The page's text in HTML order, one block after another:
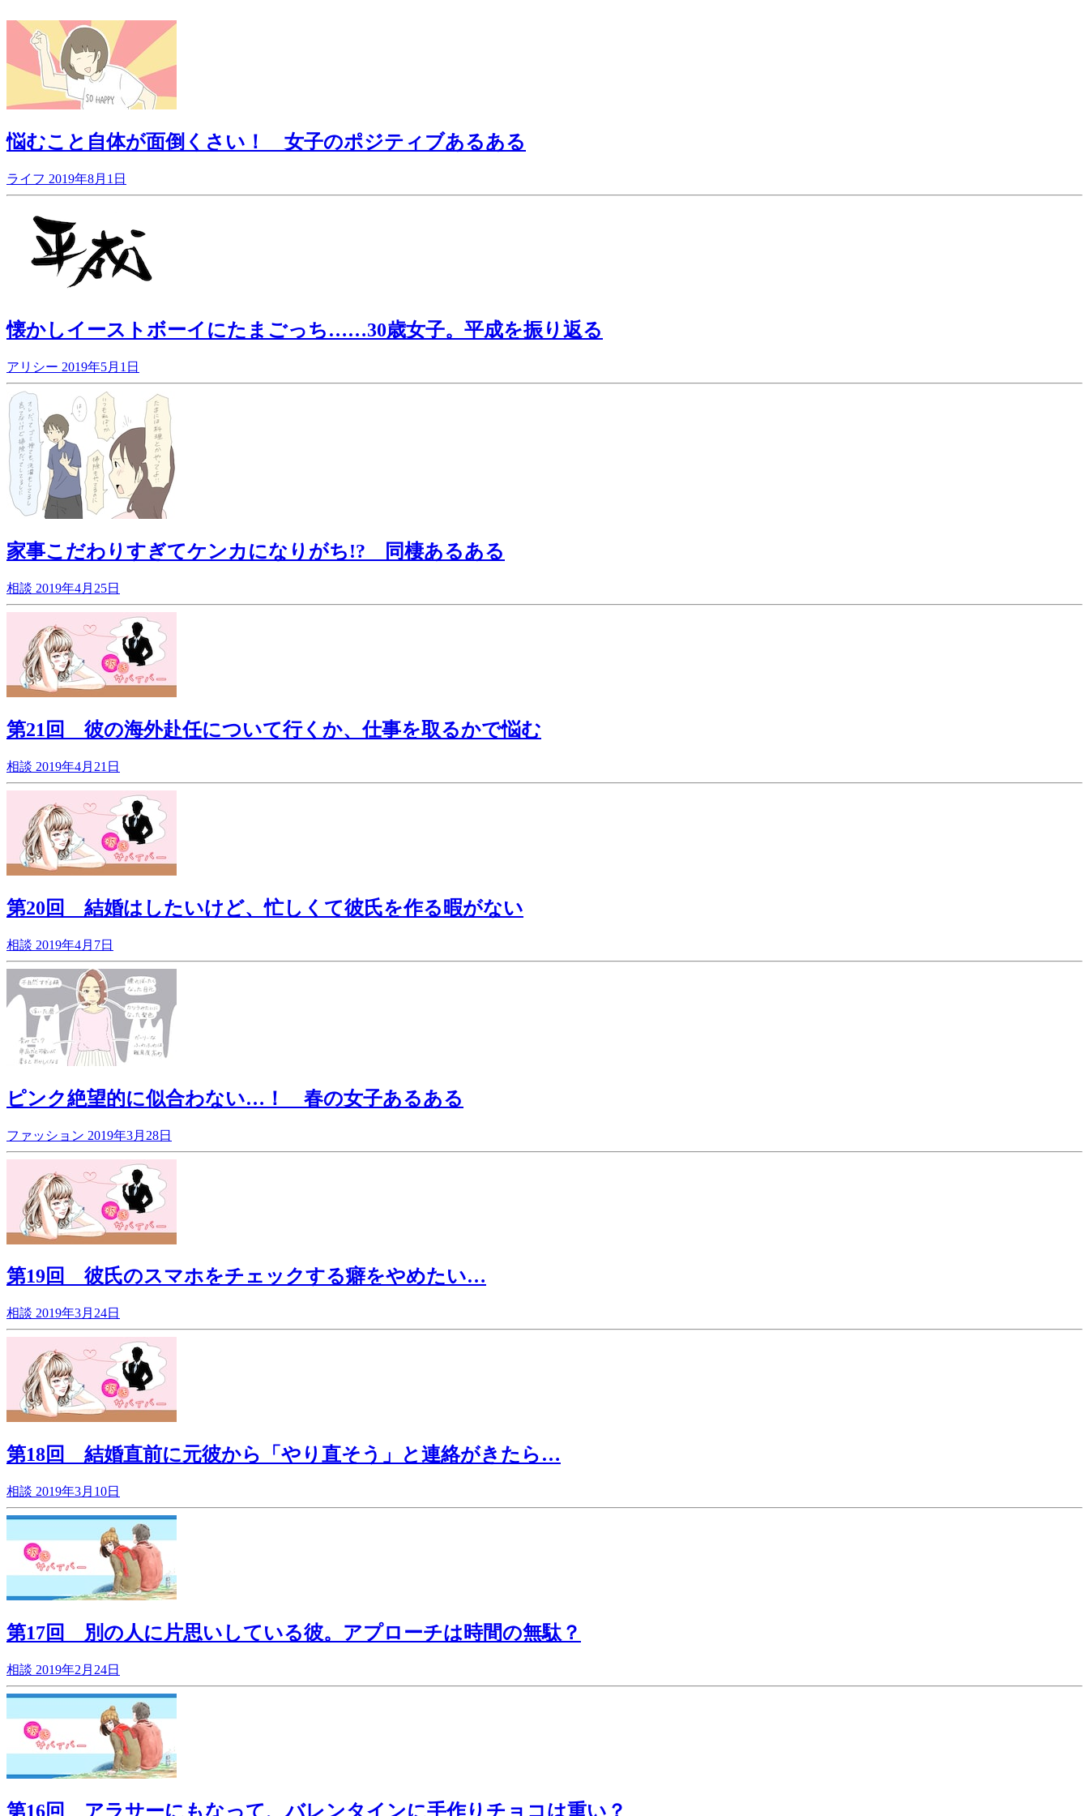
悩むこと自体が面倒くさい！ 女子のポジティブあるある
ライフ 2019年8月1日
懐かしイーストボーイにたまごっち……30歳女子。平成を振り返る
アリシー 2019年5月1日
家事こだわりすぎてケンカになりがち!? 同棲あるある
相談 2019年4月25日
第21回 彼の海外赴任について行くか、仕事を取るかで悩む
相談 2019年4月21日
第20回 結婚はしたいけど、忙しくて彼氏を作る暇がない
相談 2019年4月7日
ピンク絶望的に似合わない…！ 春の女子あるある
ファッション 2019年3月28日
第19回 彼氏のスマホをチェックする癖をやめたい…
相談 2019年3月24日
第18回 結婚直前に元彼から「やり直そう」と連絡がきたら…
相談 2019年3月10日
第17回 別の人に片思いしている彼。アプローチは時間の無駄？
相談 2019年2月24日
第16回 アラサーにもなって、バレンタインに手作りチョコは重い？